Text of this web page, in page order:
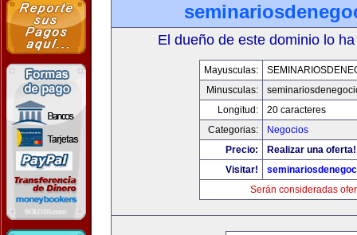
El dueño de este dominio lo
Mayusculas:
Minusculas:
Longitud:
20 caracteres
Categorias:
Negocios
Precio:
Realizar una oferta!
Visitar!
Serán consideradas